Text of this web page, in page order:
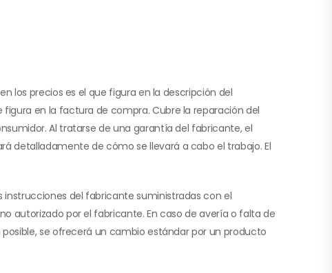
los precios es el que figura en la descripción del
en la factura de compra. Cubre la reparación del
Al tratarse de una garantía del fabricante, el
detalladamente de cómo se llevará a cabo el trabajo. El
del fabricante suministradas con el
autorizado por el fabricante. En caso de avería o falta de
se ofrecerá un cambio estándar por un producto